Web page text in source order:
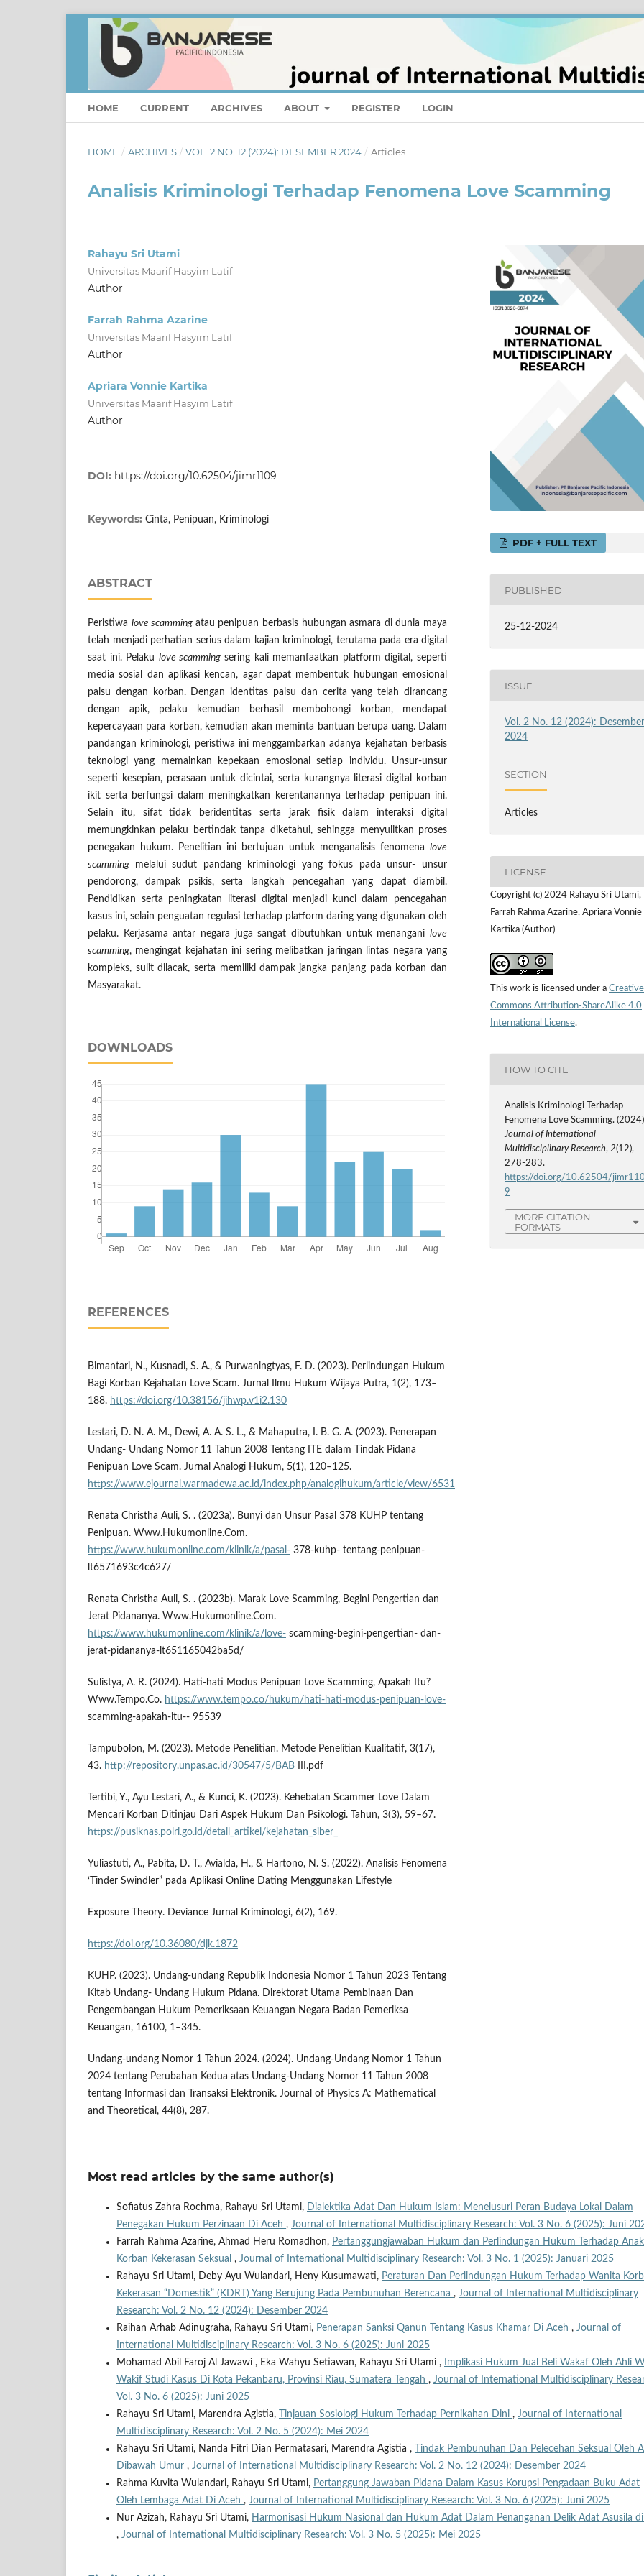
HOME CURRENT ARCHIVES ABOUT REGISTER LOGIN
HOME / ARCHIVES / VOL. 2 NO. 12 (2024): DESEMBER 2024 / Articles
Analisis Kriminologi Terhadap Fenomena Love Scamming
Rahayu Sri Utami
Universitas Maarif Hasyim Latif
Author
Farrah Rahma Azarine
Universitas Maarif Hasyim Latif
Author
Apriara Vonnie Kartika
Universitas Maarif Hasyim Latif
Author
DOI: https://doi.org/10.62504/jimr1109
Keywords: Cinta, Penipuan, Kriminologi
ABSTRACT
Peristiwa love scamming atau penipuan berbasis hubungan asmara di dunia maya
telah menjadi perhatian serius dalam kajian kriminologi, terutama pada era digital
saat ini. Pelaku love scammingsering kali memanfaatkan platform digital, seperti
media sosial dan aplikasi kencan, agar dapat membentuk hubungan emosional
palsu dengan korban. Dengan identitas palsu dan cerita yang telah dirancang
dengan apik, pelaku kemudian berhasil membohongi korban, mendapat
kepercayaan para korban, kemudian akan meminta bantuan berupa uang. Dalam
pandangan kriminologi, peristiwa ini menggambarkan adanya kejahatan berbasis
teknologi yang memainkan kepekaan emosional setiap individu. Unsur-unsur
seperti kesepian, perasaan untuk dicintai, serta kurangnya literasi digital korban
ikit serta berfungsi dalam meningkatkan kerentanannya terhadap penipuan ini.
Selain itu, sifat tidak beridentitas serta jarak fisik dalam interaksi digital
memungkinkan pelaku bertindak tanpa diketahui, sehingga menyulitkan proses
penegakan hukum. Penelitian ini bertujuan untuk menganalisis fenomena love
scamming
melalui sudut pandang kriminologi yang fokus pada unsur- unsur
pendorong, dampak psikis, serta langkah pencegahan yang dapat diambil.
Pendidikan serta peningkatan literasi digital menjadi kunci dalam pencegahan
kasus ini, selain penguatan regulasi terhadap platform daring yang digunakan oleh
pelaku. Kerjasama antar negara juga sangat dibutuhkan untuk menangani love
scamming, mengingat kejahatan ini sering melibatkan jaringan lintas negara yang
kompleks, sulit dilacak, serta memiliki dampak jangka panjang pada korban dan
Masyarakat.
DOWNLOADS
REFERENCES
Bimantari, N., Kusnadi, S. A., & Purwaningtyas, F. D. (2023). Perlindungan Hukum
Bagi Korban Kejahatan Love Scam. Jurnal Ilmu Hukum Wijaya Putra, 1(2), 173–
188. https://doi.org/10.38156/jihwp.v1i2.130
Lestari, D. N. A. M., Dewi, A. A. S. L., & Mahaputra, I. B. G. A. (2023). Penerapan
Undang- Undang Nomor 11 Tahun 2008 Tentang ITE dalam Tindak Pidana
Penipuan Love Scam. Jurnal Analogi Hukum, 5(1), 120–125.
https://www.ejournal.warmadewa.ac.id/index.php/analogihukum/article/view/6531
Renata Christha Auli, S. . (2023a). Bunyi dan Unsur Pasal 378 KUHP tentang
Penipuan. Www.Hukumonline.Com.
https://www.hukumonline.com/klinik/a/pasal- 378-kuhp- tentang-penipuan-
lt6571693c4c627/
Renata Christha Auli, S. . (2023b). Marak Love Scamming, Begini Pengertian dan
Jerat Pidananya. Www.Hukumonline.Com.
https://www.hukumonline.com/klinik/a/love- scamming-begini-pengertian- dan-
jerat-pidananya-lt651165042ba5d/
Sulistya, A. R. (2024). Hati-hati Modus Penipuan Love Scamming, Apakah Itu?
Www.Tempo.Co. https://www.tempo.co/hukum/hati-hati-modus-penipuan-love-
scamming-apakah-itu-- 95539
Tampubolon, M. (2023). Metode Penelitian. Metode Penelitian Kualitatif, 3(17),
43. http://repository.unpas.ac.id/30547/5/BAB III.pdf
Tertibi, Y., Ayu Lestari, A., & Kunci, K. (2023). Kehebatan Scammer Love Dalam
Mencari Korban Ditinjau Dari Aspek Hukum Dan Psikologi. Tahun, 3(3), 59–67.
https://pusiknas.polri.go.id/detail_artikel/kejahatan_siber_
Yuliastuti, A., Pabita, D. T., Avialda, H., & Hartono, N. S. (2022). Analisis Fenomena
‘Tinder Swindler” pada Aplikasi Online Dating Menggunakan Lifestyle
Exposure Theory. Deviance Jurnal Kriminologi, 6(2), 169.
https://doi.org/10.36080/djk.1872
KUHP. (2023). Undang-undang Republik Indonesia Nomor 1 Tahun 2023 Tentang
Kitab Undang- Undang Hukum Pidana. Direktorat Utama Pembinaan Dan
Pengembangan Hukum Pemeriksaan Keuangan Negara Badan Pemeriksa
Keuangan, 16100, 1–345.
Undang-undang Nomor 1 Tahun 2024. (2024). Undang-Undang Nomor 1 Tahun
2024 tentang Perubahan Kedua atas Undang-Undang Nomor 11 Tahun 2008
tentang Informasi dan Transaksi Elektronik. Journal of Physics A: Mathematical
and Theoretical, 44(8), 287.
PDF + FULL TEXT
PUBLISHED
25-12-2024
ISSUE
Vol. 2 No. 12 (2024): Desember
2024
SECTION
Articles
LICENSE
Copyright (c) 2024 Rahayu Sri Utami,
Farrah Rahma Azarine, Apriara Vonnie
Kartika (Author)
This work is licensed under a Creative
Commons Attribution-ShareAlike 4.0
International License.
HOW TO CITE
Analisis Kriminologi Terhadap
Fenomena Love Scamming.
Journal of International
Multidisciplinary Research,2(12),
278-283.
https://doi.org/10.62504/jimr110
9
MORE CITATION
FORMATS
Most read articles by the same author(s)
Sofiatus Zahra Rochma, Rahayu Sri Utami, Dialektika Adat Dan Hukum Islam: Menelusuri Peran Budaya Lokal Dalam
Penegakan Hukum Perzinaan Di Aceh , Journal of International Multidisciplinary Research: Vol. 3 No. 6 (2025): Juni
Farrah Rahma Azarine, Ahmad Heru Romadhon, Pertanggungjawaban Hukum dan Perlindungan Hukum Terhadap Anak
Korban Kekerasan Seksual , Journal of International Multidisciplinary Research: Vol. 3 No. 1 (2025): Januari 2025
Rahayu Sri Utami, Deby Ayu Wulandari, Heny Kusumawati, Peraturan Dan Perlindungan Hukum Terhadap Wanita
Kekerasan “Domestik” (KDRT) Yang Berujung Pada Pembunuhan Berencana , Journal of International Multidisciplinary
Research: Vol. 2 No. 12 (2024): Desember 2024
Raihan Arhab Adinugraha, Rahayu Sri Utami, Penerapan Sanksi Qanun Tentang Kasus Khamar Di Aceh , Journal of
International Multidisciplinary Research: Vol. 3 No. 6 (2025): Juni 2025
Mohamad Abil Faroj Al Jawawi , Eka Wahyu Setiawan, Rahayu Sri Utami ,
Implikasi Hukum Jual Beli Wakaf Oleh Ahli
Wakif Studi Kasus Di Kota Pekanbaru, Provinsi Riau, Sumatera Tengah , Journal of International Multidisciplinary
Vol. 3 No. 6 (2025): Juni 2025
Rahayu Sri Utami, Marendra Agistia,
Tinjauan Sosiologi Hukum Terhadap Pernikahan Dini , Journal of International
Multidisciplinary Research: Vol. 2 No. 5 (2024): Mei 2024
Rahayu Sri Utami, Nanda Fitri Dian Permatasari, Marendra Agistia ,
Tindak Pembunuhan Dan Pelecehan Seksual Oleh
Dibawah Umur , Journal of International Multidisciplinary Research: Vol. 2 No. 12 (2024): Desember 2024
Rahma Kuvita Wulandari, Rahayu Sri Utami, Pertanggung Jawaban Pidana Dalam Kasus Korupsi Pengadaan Buku Adat
Oleh Lembaga Adat Di Aceh , Journal of International Multidisciplinary Research: Vol. 3 No. 6 (2025): Juni 2025
Nur Azizah, Rahayu Sri Utami, Harmonisasi Hukum Nasional dan Hukum Adat Dalam Penanganan Delik Adat Asusila
, Journal of International Multidisciplinary Research: Vol. 3 No. 5 (2025): Mei 2025